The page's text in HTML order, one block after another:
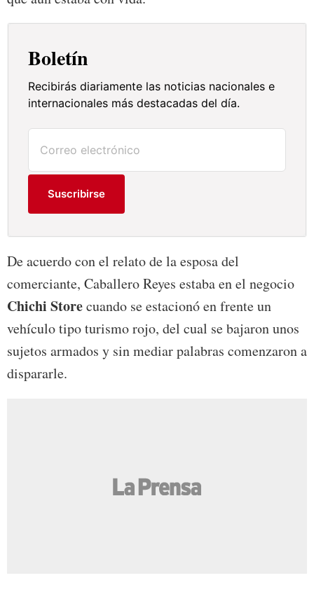
Boletín
Recibirás diariamente las noticias nacionales e
internacionales más destacadas del día.
Suscribirse
De acuerdo con el relato de la esposa del
comerciante, Caballero Reyes estaba en el negocio
Chichi Storecuando se estacionó en frente un
vehículo tipo turismo rojo, del cual se bajaron unos
sujetos armados y sin mediar palabras comenzaron a
dispararle.